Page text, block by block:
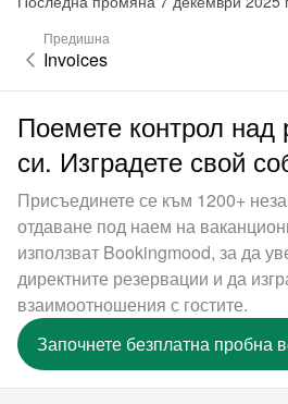
Предишна
Invoices
Поемете контрол над
си. Изградете свой
Присъединете се към 1200+
отдаване под наем на
използват Bookingmood, за да
директните резервации и да
взаимоотношения с гостите.